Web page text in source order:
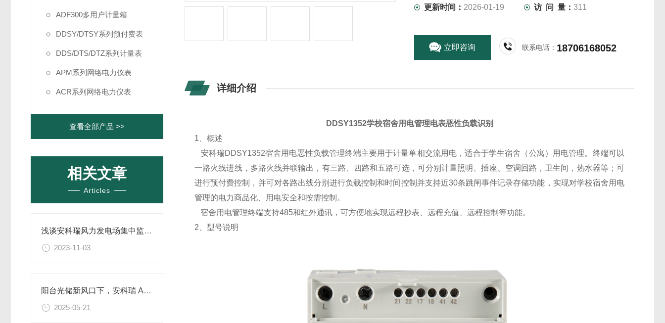
ADF300多用户计量箱
DDSY/DTSY系列预付费表
DDS/DTS/DTZ系列计量表
APM系列网络电力仪表
ACR系列网络电力仪表
查看全部产品 >>
相关文章
Articles
浅谈安科瑞风力发电场集中监控系统解决方案
2023-11-03
阳台光储新风口下，安科瑞 ADL200N-CT/WF 电表如何成为关键配套助力
2025-05-21
更新时间： 2026-01-19 访 问 量：311
立即咨询 联系电话： 18706168052
详细介绍
DDSY1352学校宿舍用电管理电表恶性负载识别
1、概述
安科瑞DDSY1352宿舍用电恶性负载管理终端主要用于计量单相交流用电，适合于学生宿舍（公寓）用电管理。终端可以
一路火线进线，多路火线并联输出，有三路、四路和五路可选，可分别计量照明、插座、空调回路，卫生间，热水器等；可
进行预付费控制，并可对各路出线分别进行负载控制和时间控制并支持近30条跳闸事件记录存储功能，实现对学校宿舍用电
管理的电力商品化、用电安全和按需控制。
宿舍用电管理终端支持485和红外通讯，可方便地实现远程抄表、远程充值、远程控制等功能。
2、型号说明